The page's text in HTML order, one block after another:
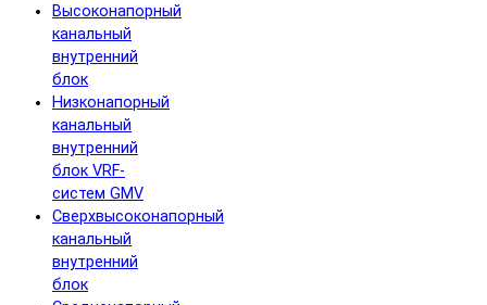
Высоконапорный
канальный
внутренний
блок
Низконапорный
канальный
внутренний
блок VRF-
систем GMV
Сверхвысоконапорный
канальный
внутренний
блок